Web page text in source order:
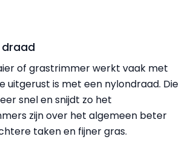
of grastrimmer werkt vaak met
uitgerust is met een nylondraad. Die
snel en snijdt zo het
zijn over het algemeen beter
taken en fijner gras.